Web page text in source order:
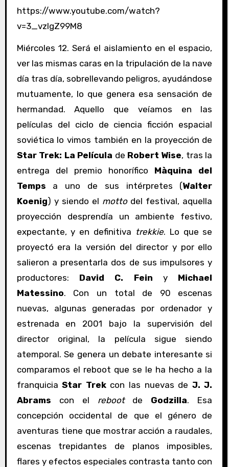
https://www.youtube.com/watch?
v=3_vzIgZ99M8
Miércoles 12. Será el aislamiento en el espacio,
ver las mismas caras en la tripulación de la nave
día tras día, sobrellevando peligros, ayudándose
mutuamente, lo que genera esa sensación de
hermandad. Aquello que veíamos en las
películas del ciclo de ciencia ficción espacial
soviética lo vimos también en la proyección de
Star Trek: La Película de Robert Wise, tras la
entrega del premio honorífico Màquina del
Temps a uno de sus intérpretes (Walter
Koenig) y siendo el mottodel festival, aquella
proyección desprendía un ambiente festivo,
expectante, y en definitiva trekkie. Lo que se
proyectó era la versión del director y por ello
salieron a presentarla dos de sus impulsores y
productores: David C. Fein y Michael
Matessino. Con un total de 90 escenas
nuevas, algunas generadas por ordenador y
estrenada en 2001 bajo la supervisión del
director original, la película sigue siendo
atemporal. Se genera un debate interesante si
comparamos el reboot que se le ha hecho a la
franquiciaStar Trekcon las nuevas de J. J.
Abrams con el rebootde Godzilla. Esa
concepción occidental de que el género de
aventuras tiene que mostrar acción a raudales,
escenas trepidantes de planos imposibles,
flares y efectos especiales contrasta tanto con